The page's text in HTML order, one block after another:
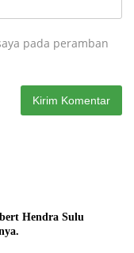
pada peramban
Hendra Sulu